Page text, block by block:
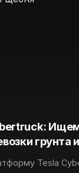
грунта и
Tesla